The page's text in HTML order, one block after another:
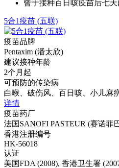
曾于接种百日咳疫苗后七
5合1疫苗 (五联)
疫苗品牌
Pentaxim (潘太欣)
建议接种年龄
2个月起
可预防的传染病
白喉、破伤风、百日咳、小儿麻
详情
疫苗药厂
法国SANOFI PASTEUR (赛诺菲
香港注册编号
HK-56018
认证
美国FDA (2008), 香港卫生署